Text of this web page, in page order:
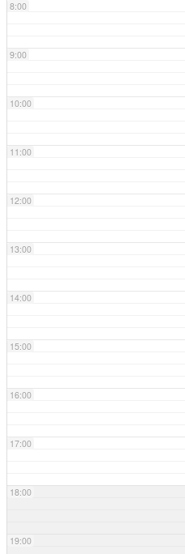
8:00
9:00
10:00
11:00
12:00
13:00
14:00
15:00
16:00
17:00
18:00
19:00